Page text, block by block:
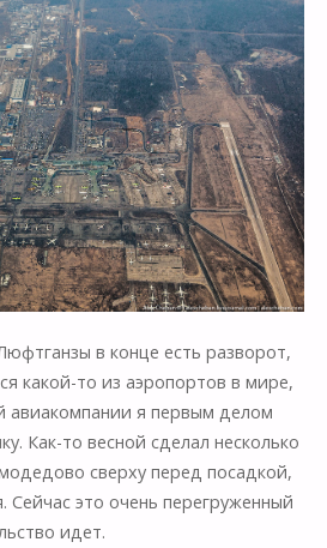
в конце есть разворот,
какой-то из аэропортов в мире,
авиакомпании я первым делом
Как-то весной сделал несколько
сверху перед посадкой,
Сейчас это очень перегруженный
идет.